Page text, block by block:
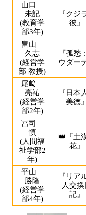
山口
未記
(教育学
部3年)
『クジ
彼』
畠山
久志
(経営学
部 教授)
『孤愁
ウダー
尾﨑
亮祐
(経営学
部2年)
『日本
美徳』
冨司
慎
(人間福
祉学部2
年)
👑『土
花』
平山
勝隆
(経営学
部4年)
『リア
人交換
記』